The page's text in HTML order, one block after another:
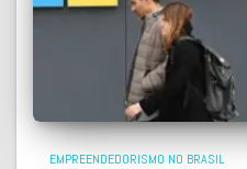
EMPREENDEDORISMO NO BRASIL